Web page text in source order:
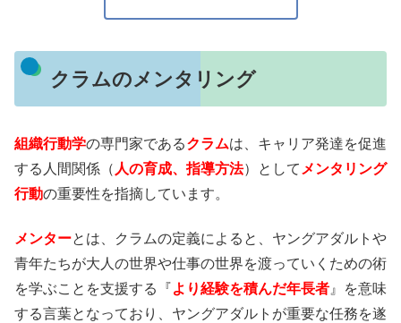
クラムのメンタリング
組織行動学の専門家であるクラムは、キャリア発達を促進
する人間関係（ 人の育成、指導方法）として メンタリング
行動の重要性を指摘しています。
メンターとは、クラムの定義によると、ヤングアダルトや
青年たちが大人の世界や仕事の世界を渡っていくための術
を学ぶことを支援する『より経験を積んだ年長者 』を意味
する言葉となっており、ヤングアダルトが重要な任務を遂